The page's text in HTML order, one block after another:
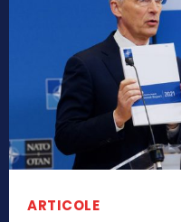
ARTICOLE